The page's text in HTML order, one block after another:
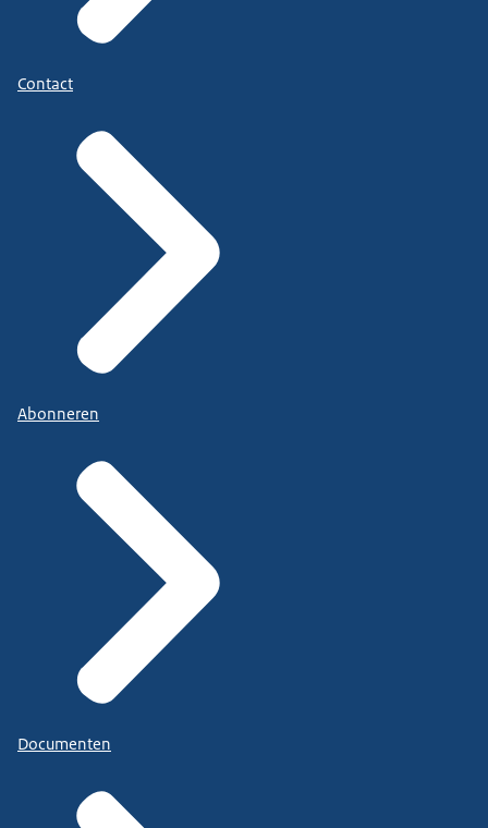
Contact
Abonneren
Documenten